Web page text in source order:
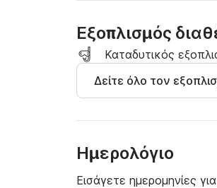
Εξοπλισμός
Καταδυτικός
Δείτε όλο τον
Ημερολόγιο
Εισάγετε ημερομηνίες